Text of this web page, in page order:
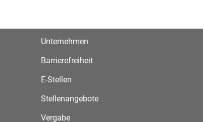
Unternehmen
Barrierefreiheit
E-Stellen
Stellenangebote
Vergabe